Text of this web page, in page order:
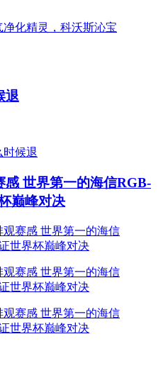
退
感 世界第一的海信RGB-
巅峰对决